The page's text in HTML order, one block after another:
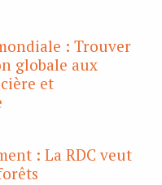
: Trouver
globale aux
et
: La RDC veut